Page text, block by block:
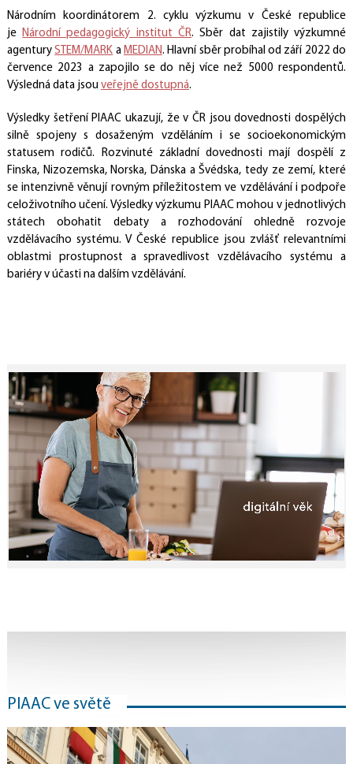
Národním koordinátorem 2. cyklu výzkumu v České republice
je Národní pedagogický institut ČR. Sběr dat zajistily výzkumné
agenturySTEM/MARK a MEDIAN. Hlavní sběr probíhal od září 2022 do
července 2023 a zapojilo se do něj více než 5000 respondentů.
Výsledná data jsou veřejně dostupná.
Výsledky šetření PIAAC ukazují, že v ČR jsou dovednosti dospělých
silně spojeny s dosaženým vzděláním i se socioekonomickým
statusem rodičů. Rozvinuté základní dovednosti mají dospělí z
Finska, Nizozemska, Norska, Dánska a Švédska, tedy ze zemí, které
se intenzivně věnují rovným příležitostem ve vzdělávání i podpoře
celoživotního učení. Výsledky výzkumu PIAAC mohou v jednotlivých
státech obohatit debaty a rozhodování ohledně rozvoje
vzdělávacího systému. V České republice jsou zvlášť relevantními
oblastmi prostupnost a spravedlivost vzdělávacího systému a
bariéry v účasti na dalším vzdělávání.
PIAAC ve světě